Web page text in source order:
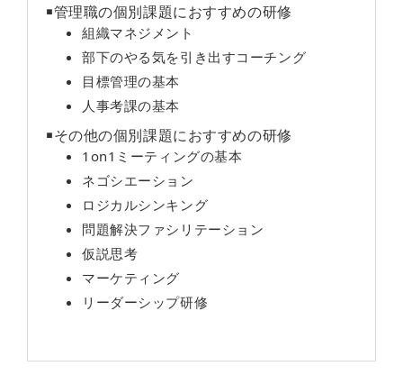
￭管理職の個別課題におすすめの研修
組織マネジメント
部下のやる気を引き出すコーチング
目標管理の基本
人事考課の基本
￭その他の個別課題におすすめの研修
1on1ミーティングの基本
ネゴシエーション
ロジカルシンキング
問題解決ファシリテーション
仮説思考
マーケティング
リーダーシップ研修